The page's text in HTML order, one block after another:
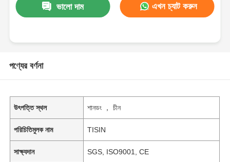
ভালো দাম এখন চ্যাট করুন
পণ্যের বর্ণনা
উৎপত্তি স্থল শানডং ， চীন
পরিচিতিমুলক নাম TISIN
সাক্ষ্যদান SGS, ISO9001, CE